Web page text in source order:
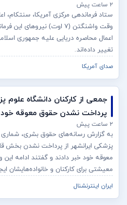
۲ ساعت پیش
وقت واشنگتن (۷ اوت)
تغییر داده‌اند.
صدای آمریکا
جمعی از کارکنان دانشگاه علوم
پرداخت نشدن حقوق معوقه خود
۲ ساعت پیش
به گزارش رسانه‌های حقوق بشری، شماری
پزشکی ایرانشهر از پرداخت نشدن بخش
معوقه خود خبر دادند و گفتند ادامه
معیشتی برای کارکنان و خانواده‌هایشان
ایران اینترنشنال